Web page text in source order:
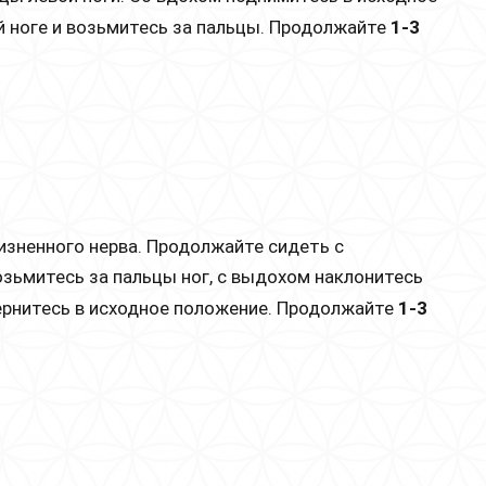
и возьмитесь за пальцы. Продолжайте 1-3
нерва. Продолжайте сидеть с
за пальцы ног, с выдохом наклонитесь
в исходное положение. Продолжайте 1-3